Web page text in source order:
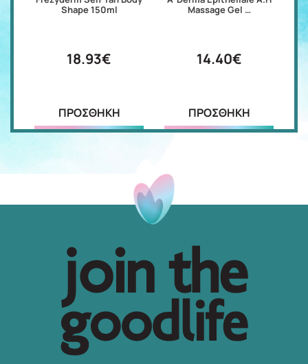
Shape 150ml
18.93€
ΠΡΟΣΘΗΚΗ
Massage Gel …
14.40€
ΠΡΟΣΘΗΚΗ